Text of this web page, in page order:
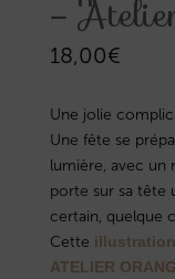
–
18,00€
Une jolie
Une fête se
lumière, avec un
porte sur sa tête
certain, quelque
Cette
ATELIER